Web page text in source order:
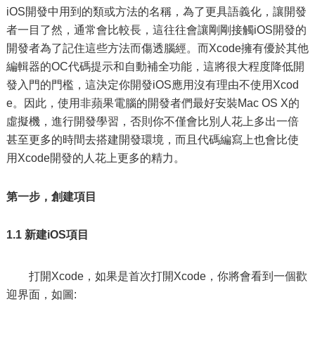
iOS開發中用到的類或方法的名稱，為了更具語義化，讓開發
者一目了然，通常會比較長，這往往會讓剛剛接觸iOS開發的
開發者為了記住這些方法而傷透腦經。而Xcode擁有優於其他
編輯器的OC代碼提示和自動補全功能，這將很大程度降低開
發入門的門檻，這決定你開發iOS應用沒有理由不使用Xcod
e。因此，使用非蘋果電腦的開發者們最好安裝Mac OS X的
虛擬機，進行開發學習，否則你不僅會比別人花上多出一倍
甚至更多的時間去搭建開發環境，而且代碼編寫上也會比使
用Xcode開發的人花上更多的精力。
第一步，創建項目
1.1 新建iOS項目
打開Xcode，如果是首次打開Xcode，你將會看到一個歡
迎界面，如圖: